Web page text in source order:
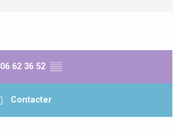
06 62 36 52 ▒▒
Contacter